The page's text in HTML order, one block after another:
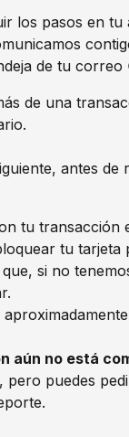
los pasos en
de tu correo
de una
antes
tu transacción
tu tarjeta
si no
aún no está
pero puedes